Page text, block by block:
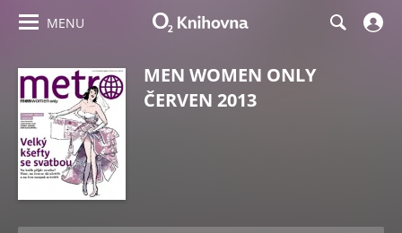
MENU
MEN WOMEN ONLY
ČERVEN 2013